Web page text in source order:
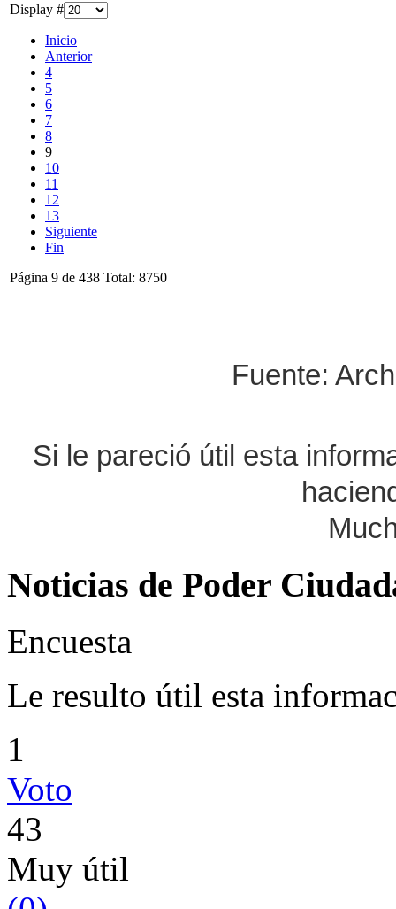
Display #
Inicio
Anterior
4
5
6
7
8
9
10
11
12
13
Siguiente
Fin
Página 9 de 438 Total: 8750
Fuente:
Si le pareció útil esta
Noticias de Poder
Encuesta
Le resulto útil esta
1
Voto
43
Muy útil